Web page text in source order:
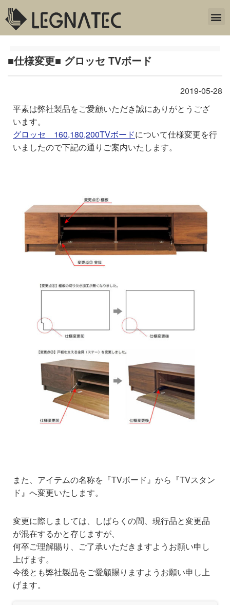
■仕様変更■ グロッセ TVボード
2019-05-28
平素は弊社製品をご愛顧いただき誠にありがとうござ
います。
グロッセ 160,180,200TVボードについて仕様変更を行
いましたので下記の通りご案内いたします。
また、アイテムの名称を『TVボード』から『TVスタン
ド』へ変更いたします。
変更に際しましては、しばらくの間、現行品と変更品
が混在するかと存じますが、
何卒ご理解賜り、ご了承いただきますようお願い申し
上げます。
今後とも弊社製品をご愛顧賜りますようお願い申し上
げます。